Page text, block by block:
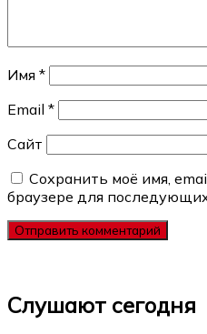
Имя *
Email *
Сайт
Сохранить моё имя,
браузере для
Слушают сегодня